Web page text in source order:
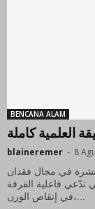
BENCANA ALAM
العلمية كاملة
blaineremer - 8
في مجال فقدان
تدّعي فاعلية القرفة
في إنقاص الوزن،...